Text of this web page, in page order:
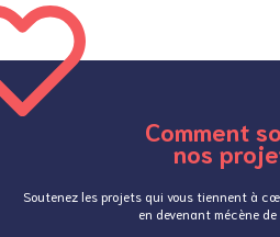
Comment
nos
Soutenez les projets qui vous tiennent à
en devenant mécène de